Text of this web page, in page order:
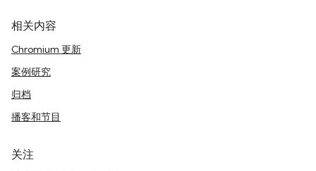
相关内容
Chromium 更新
案例研究
归档
播客和节目
关注